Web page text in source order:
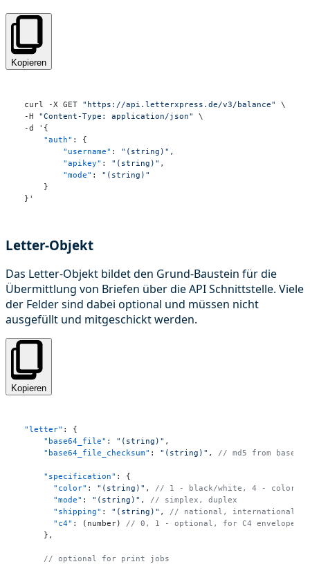
Kopieren
curl -X GET "https://api.letterxpress.de/v3/balance"
\
-H "Content-Type: application/json"
\
-d ' {
"auth" :
{
"username" : "(string)" ,
"apikey" : "(string)" ,
"mode" :
"(string)"
}
} '
Letter-Objekt
Das Letter-Objekt bildet den Grund-Baustein für die
Übermittlung von Briefen über die API Schnittstelle. Viele
der Felder sind dabei optional und müssen nicht
ausgefüllt und mitgeschickt werden.
Kopieren
"letter" :
{
"base64_file" : "(string)" ,
"base64_file_checksum" : "(string)" , // md5 from
"specification" :
{
"color" : "(string)" ,
// 1 - black/white, 4 - color
"mode" : "(string)" ,
// simplex, duplex
"shipping" : "(string)" ,
// national, international,
"c4" : (number) // 0, 1 - optional, for C4 envelope
} ,
// optional for print jobs